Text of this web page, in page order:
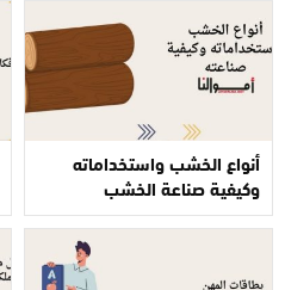
أنواع الخشب واستخداماته
وكيفية صناعة الخشب